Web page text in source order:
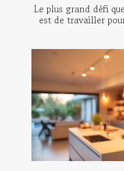
Le plus grand défi
est de travailler